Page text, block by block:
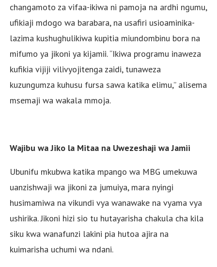
changamoto za vifaa-ikiwa ni pamoja na ardhi ngumu,
ufikiaji mdogo wa barabara, na usafiri usioaminika-
lazima kushughulikiwa kupitia miundombinu bora na
mifumo ya jikoni ya kijamii. “Ikiwa programu inaweza
kufikia vijiji vilivyojitenga zaidi, tunaweza
kuzungumza kuhusu fursa sawa katika elimu,” alisema
msemaji wa wakala mmoja.
Wajibu wa Jiko la Mitaa na Uwezeshaji wa Jamii
Ubunifu mkubwa katika mpango wa MBG umekuwa
uanzishwaji wa jikoni za jumuiya, mara nyingi
husimamiwa na vikundi vya wanawake na vyama vya
ushirika. Jikoni hizi sio tu hutayarisha chakula cha kila
siku kwa wanafunzi lakini pia hutoa ajira na
kuimarisha uchumi wa ndani.